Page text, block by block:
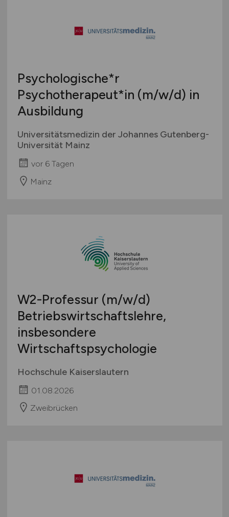
Psychologische*r
Psychotherapeut*in (m/w/d) in
Ausbildung
Universitätsmedizin der Johannes Gutenberg-
Universität Mainz
vor 6 Tagen
Mainz
W2-Professur (m/w/d)
Betriebswirtschaftslehre,
insbesondere
Wirtschaftspsychologie
Hochschule Kaiserslautern
01.08.2026
Zweibrücken